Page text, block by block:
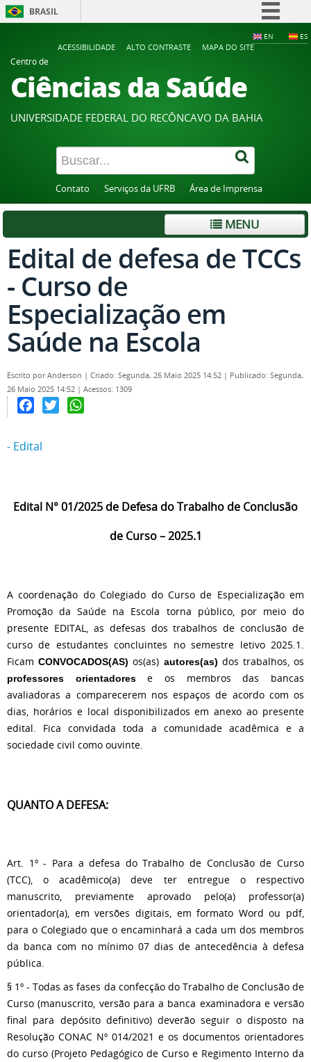
BRASIL
Participe
Acesso à informação
Legislação
Canais
EN ES
ACESSIBILIDADE ALTO CONTRASTE
MAPA DO SITE
Centro de
Ciências da Saúde
UNIVERSIDADE FEDERAL DO RECÔNCAVO DA BAHIA
Contato Serviços da UFRB Área de Imprensa
MENU
Edital de defesa de TCCs
- Curso de
Especialização em
Saúde na Escola
Escrito porAnderson | Criado: Segunda, 26 Maio 2025 14:52 | Publicado: Segunda,
26 Maio 2025 14:52 | Acessos: 1309
- Edital
Edital N° 01/2025 de Defesa do Trabalho de Conclusão
de Curso – 2025.1
A coordenação do Colegiado do Curso de Especialização em
Promoção da Saúde na Escola torna público, por meio do
presente EDITAL, as defesas dos trabalhos de conclusão de
curso de estudantes concluintes no semestre letivo 2025.1.
FicamCONVOCADOS(AS) os(as) autores(as) dos trabalhos, os
professores orientadorese os membros das bancas
avaliadoras a comparecerem nos espaços de acordo com os
dias, horários e local disponibilizados em anexo ao presente
edital. Fica convidada toda a comunidade acadêmica e a
sociedade civil como ouvinte.
QUANTO A DEFESA:
Art. 1º - Para a defesa do Trabalho de Conclusão de Curso
(TCC), o acadêmico(a) deve ter entregue o respectivo
manuscrito, previamente aprovado pelo(a) professor(a)
orientador(a), em versões digitais, em formato Word ou pdf,
para o Colegiado que o encaminhará a cada um dos membros
da banca com no mínimo 07 dias de antecedência à defesa
pública.
§ 1º - Todas as fases da confecçăo do Trabalho de Conclusão de
Curso (manuscrito, versão para a banca examinadora e versão
final para depósito definitivo) deverão seguir o disposto na
Resolução CONAC Nº 014/2021 e os documentos orientadores
do curso (Projeto Pedagógico de Curso e Regimento Interno da